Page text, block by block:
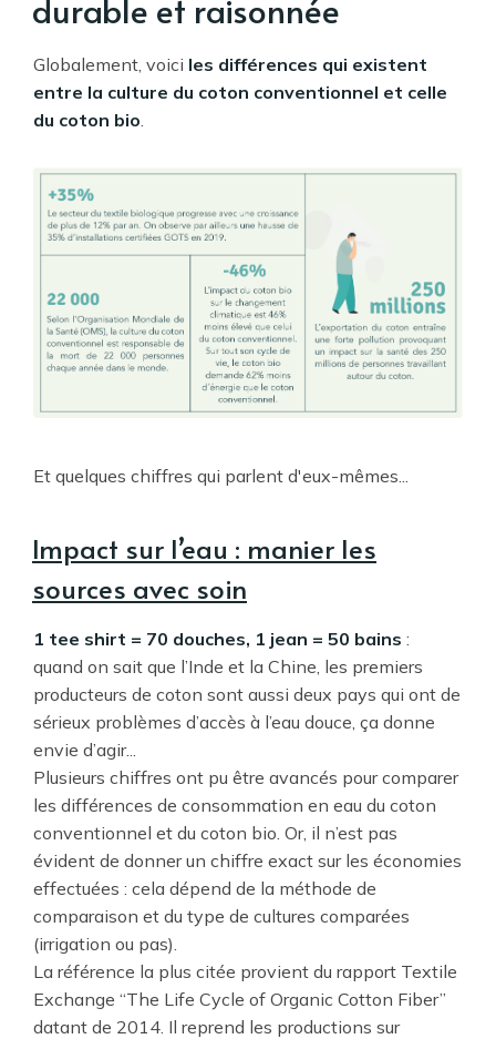
durable et raisonnée
Globalement, voici les différences qui existent
entre la culture du coton conventionnel et celle
du coton bio.
Et quelques chiffres qui parlent d'eux-mêmes...
Impact sur l’eau : manier les
sources avec soin
1 tee shirt = 70 douches, 1 jean = 50 bains :
quand on sait que l’Inde et la Chine, les premiers
producteurs de coton sont aussi deux pays qui ont de
sérieux problèmes d’accès à l’eau douce, ça donne
envie d’agir...
Plusieurs chiffres ont pu être avancés pour comparer
les différences de consommation en eau du coton
conventionnel et du coton bio. Or, il n’est pas
évident de donner un chiffre exact sur les économies
effectuées : cela dépend de la méthode de
comparaison et du type de cultures comparées
(irrigation ou pas).
La référence la plus citée provient du rapport Textile
Exchange “The Life Cycle of Organic Cotton Fiber”
datant de 2014. Il reprend les productions sur